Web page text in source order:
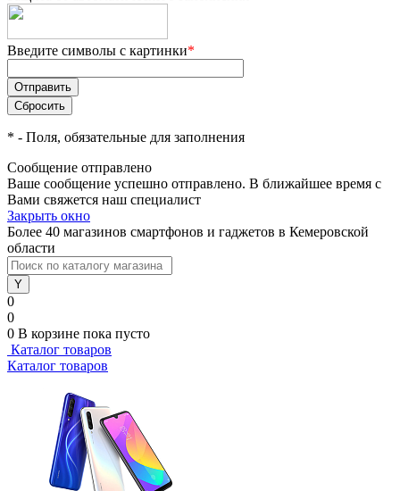
Введите символы с картинки*
* - Поля, обязательные для заполнения
Сообщение отправлено
Ваше сообщение успешно отправлено. В ближайшее время с
Вами свяжется наш специалист
Закрыть окно
Более 40 магазинов смартфонов и гаджетов в Кемеровской
области
0
0
0 В корзине пока пусто
Каталог товаров
Каталог товаров